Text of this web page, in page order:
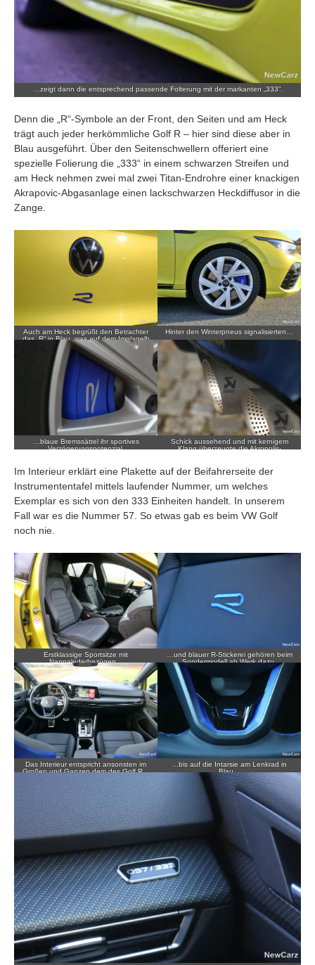
…zeigt dann die entsprechend passende Folterung mit der markanten „333“.
Denn die „R“-Symbole an der Front, den Seiten und am Heck
trägt auch jeder herkömmliche Golf R – hier sind diese aber in
Blau ausgeführt. Über den Seitenschwellern offeriert eine
spezielle Folierung die „333“ in einem schwarzen Streifen und
am Heck nehmen zwei mal zwei Titan-Endrohre einer knackigen
Akrapovic-Abgasanlage einen lackschwarzen Heckdiffusor in die
Zange.
Auch am Heck begrüßt den Betrachter
das „R“ in Blau, was auf dem Imolagelb
extrem zur Geltung kommt.
Hinter den Winterpneus signalisierten…
…blaue Bremssättel ihr sportives
Verzögerungspotenzial.
Schick aussehend und mit kernigem
Klang überzeugte die Akropolis-
Im Interieur erklärt eine Plakette auf der Beifahrerseite der
Instrumententafel mittels laufender Nummer, um welches
Exemplar es sich von den 333 Einheiten handelt. In unserem
Fall war es die Nummer 57. So etwas gab es beim VW Golf
noch nie.
Erstklassige Sportsitze mit
Nappalederbezügen…
…und blauer R-Stickerei gehören beim
Sondermodell ab Werk dazu.
Das Interieur entspricht ansonsten im
Großen und Ganzen dem des Golf R…
…bis auf die Intarsie am Lenkrad in
Blau…